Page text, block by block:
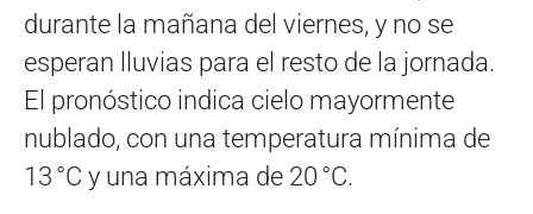
durante la mañana del viernes, y no se
esperan lluvias para el resto de la jornada.
El pronóstico indica cielo mayormente
nublado, con una temperatura mínima de
13 °C y una máxima de 20 °C.